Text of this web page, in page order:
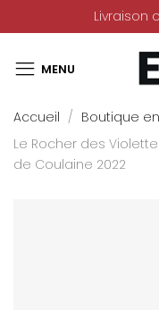
Livraison
Accueil Boutique
Le Rocher des
de Coulaine 2022